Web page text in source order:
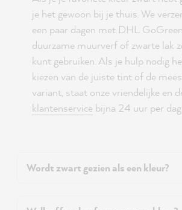
je het gewoon bij je thuis. We
een paar dagen met DHL
duurzame muurverf of zwarte lak
kunt gebruiken. Als je hulp nodig
kiezen van de juiste tint of de
variant, staat onze vriendelijke en
klantenservice bijna 24 uur per
Wordt zwart gezien als een kleur?